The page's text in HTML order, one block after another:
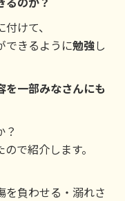
けて、
できるように勉強し
を一部みなさんにも
？
で紹介します。
を負わせる・溺れさ